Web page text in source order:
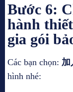
Bước 6:
hành
gia gói
Các bạn chọn: 加
hình nhé: